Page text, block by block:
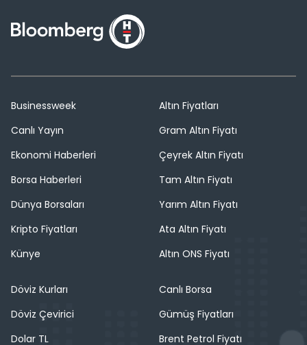
Businessweek
Canlı Yayın
Ekonomi Haberleri
Borsa Haberleri
Dünya Borsaları
Kripto Fiyatları
Künye
Altın Fiyatları
Gram Altın Fiyatı
Çeyrek Altın Fiyatı
Tam Altın Fiyatı
Yarım Altın Fiyatı
Ata Altın Fiyatı
Altın ONS Fiyatı
Döviz Kurları
Döviz Çevirici
Dolar TL
Canlı Borsa
Gümüş Fiyatları
Brent Petrol Fiyatı